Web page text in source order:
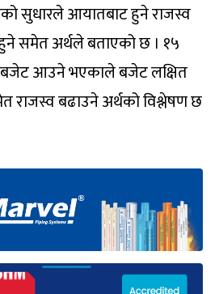
सुधारले आयातबाट हुने राजस्व
समेत अर्थले बताएको छ । १५
आउने भएकाले बजेट लक्षित
राजस्व बढाउने अर्थको विश्लेषण छ